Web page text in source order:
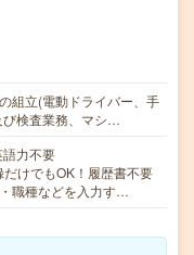
組立(電動ドライバー、手
び検査業務、マシ…
力不要
けでもOK！履歴書不要
職種などを入力す…